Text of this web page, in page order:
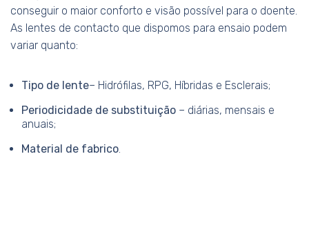
conseguir o maior conforto e visão possível para o doente.
As lentes de contacto que dispomos para ensaio podem
variar quanto:
Tipo de lente– Hidrófilas, RPG, Híbridas e Esclerais;
Periodicidade de substituição – diárias, mensais e
anuais;
Material de fabrico